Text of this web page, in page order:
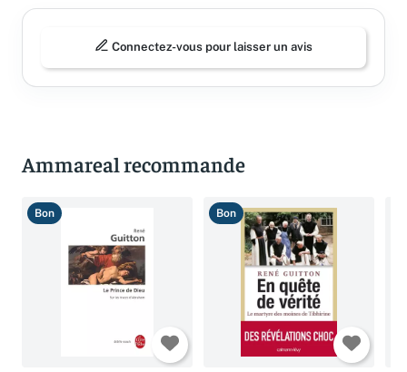
Connectez-vous pour laisser un avis
Ammareal recommande
Bon Bon